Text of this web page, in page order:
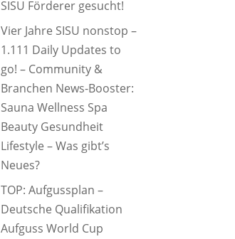
SISU Förderer gesucht!
Vier Jahre SISU nonstop –
1.111 Daily Updates to
go! – Community &
Branchen News-Booster:
Sauna Wellness Spa
Beauty Gesundheit
Lifestyle – Was gibt’s
Neues?
TOP: Aufgussplan –
Deutsche Qualifikation
Aufguss World Cup